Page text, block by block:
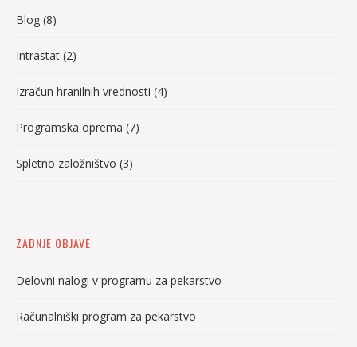
Blog (8)
Intrastat (2)
Izračun hranilnih vrednosti (4)
Programska oprema (7)
Spletno založništvo (3)
ZADNJE OBJAVE
Delovni nalogi v programu za pekarstvo
Računalniški program za pekarstvo